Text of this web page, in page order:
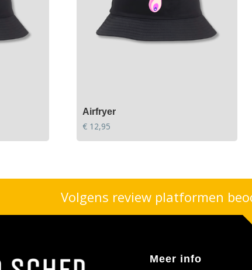
Airfryer
€12,95
Volgens review platformen
Meer info